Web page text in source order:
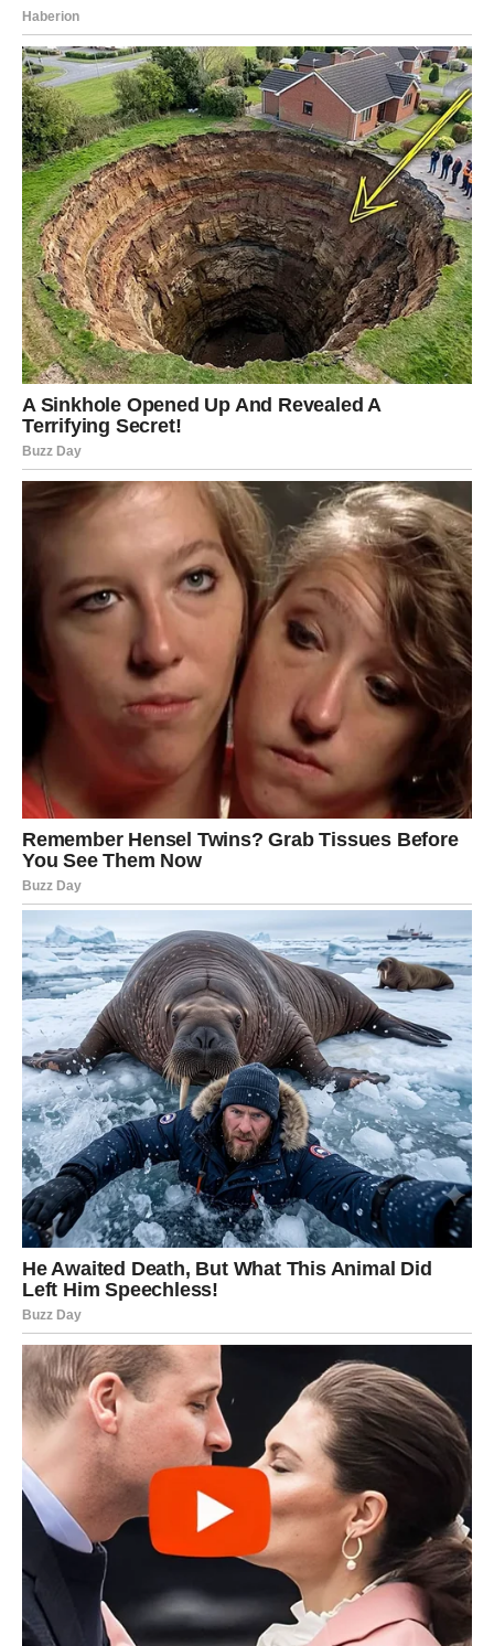
Ako planirate pokretanje privatnog projekta, sada je
odličan trenutak za pripreme.
Neko bi mogao prepoznati vaš talenat i ponuditi vam
saradnju koja će imati dugoročan značaj.
Ribe
Ribe završavaju ovu sedmicu mnogo zadovoljnije nego
što će je započeti.
Na početku će postojati određena neizvesnost oko
finansija, ali će se situacija veoma brzo promeniti.
Moguće su dodatne isplate, honorari ili novac koji dolazi
kroz posao koji radite sa strane.
Na poslu će biti potrebno da pokažete više
samopouzdanja.
Ne dozvolite da vas tuđe sumnje obeshrabre.
Ako planirate razgovor o novim uslovima rada ili
povećanju plate, kraj sedmice donosi odličnu priliku.
Jedna osoba mogla bi vas preporučiti za posao koji će
dugoročno doneti sigurnost i stabilnije prihode.